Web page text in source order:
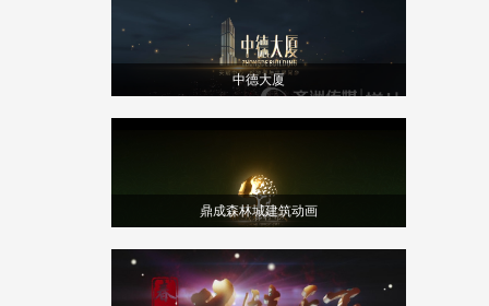
中德大厦
鼎成森林城建筑动画